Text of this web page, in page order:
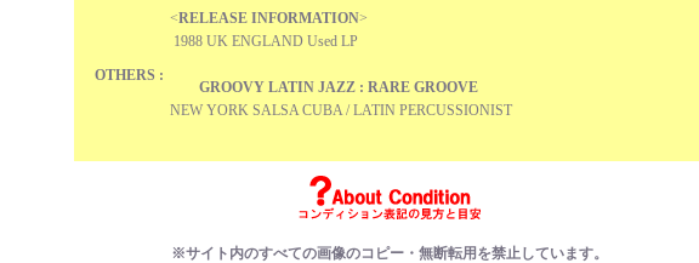
OTHERS :
<RELEASE INFORMATION>
1988 UK ENGLAND Used LP
GROOVY LATIN JAZZ : RARE GROOVE
NEW YORK SALSA CUBA / LATIN PERCUSSIONIST
※サイト内のすべての画像のコピー・無断転用を禁止しています。